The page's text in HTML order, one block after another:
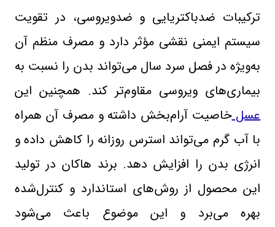
ترکیبات ضدباکتریایی و ضدویروسی، در تقویت
سیستم ایمنی نقشی مؤثر دارد و مصرف منظم آن
به‌ویژه در فصل سرد سال می‌تواند بدن را نسبت به
بیماری‌های ویروسی مقاوم‌تر کند. همچنین این
عسلخاصیت آرام‌بخش داشته و مصرف آن همراه
با آب گرم می‌تواند استرس روزانه را کاهش داده و
انرژی بدن را افزایش دهد. برند هاکان در تولید
این محصول از روش‌های استاندارد و کنترل‌شده
بهره می‌برد و این موضوع باعث می‌شود